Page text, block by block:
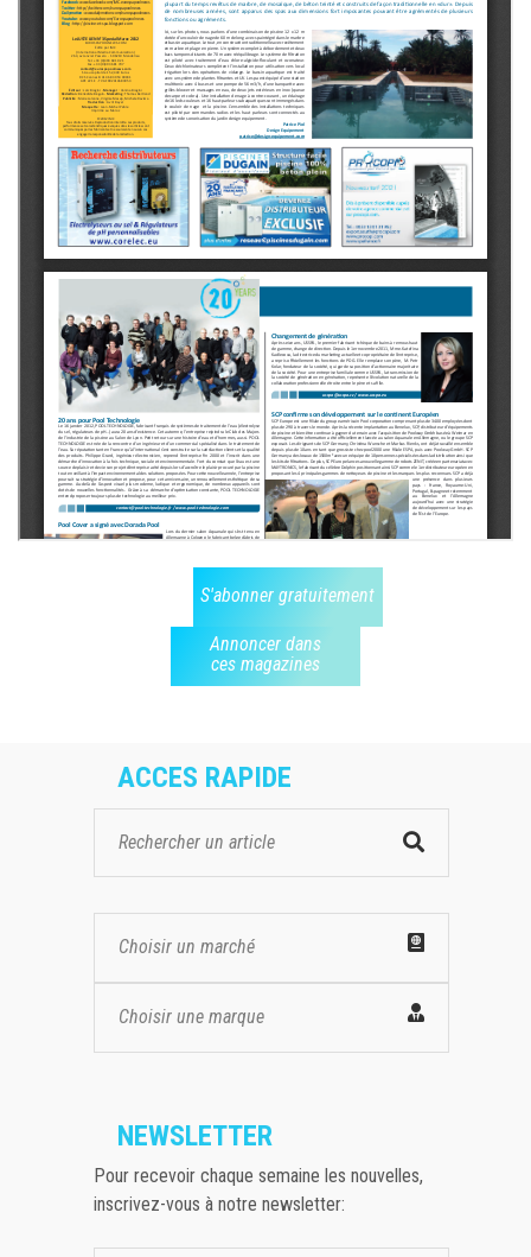
S'abonner gratuitement
Annoncer dans
ces magazines
ACCES RAPIDE
Choisir un marché
Choisir une marque
NEWSLETTER
Pour recevoir chaque semaine les nouvelles,
inscrivez-vous à notre newsletter: